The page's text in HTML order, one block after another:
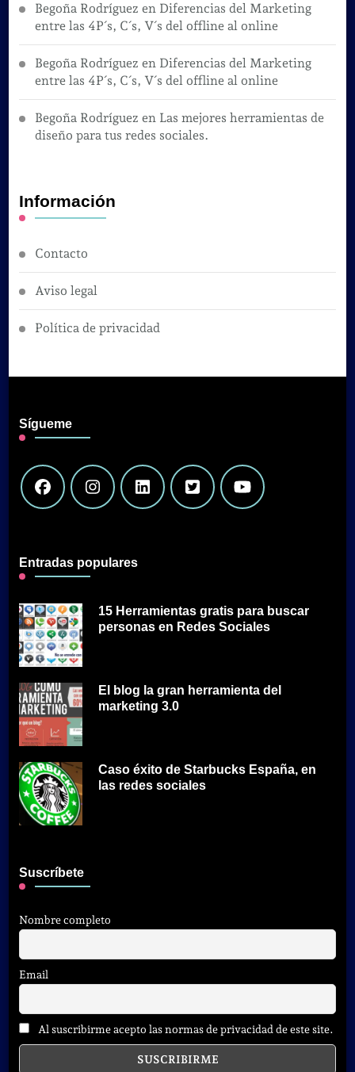
Begoña Rodríguez en Diferencias del Marketing
entre las 4P´s, C´s, V´s del offline al online
Begoña Rodríguez en Diferencias del Marketing
entre las 4P´s, C´s, V´s del offline al online
Begoña Rodríguez en Las mejores herramientas de
diseño para tus redes sociales.
Información
Contacto
Aviso legal
Política de privacidad
Sígueme
Entradas populares
15 Herramientas gratis para buscar
personas en Redes Sociales
El blog la gran herramienta del
marketing 3.0
Caso éxito de Starbucks España, en
las redes sociales
Suscríbete
Nombre completo
Email
Al suscribirme acepto las normas de privacidad de este site.